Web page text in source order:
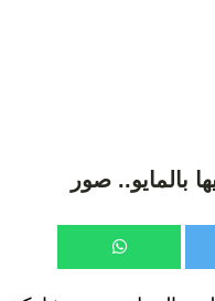
بالمايو.. صور